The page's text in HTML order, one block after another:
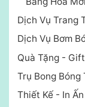
Dịch Vụ Trang
Dịch Vụ Bơm
Quà Tặng - Gift
Trụ Bong Bóng
Thiết Kế - In